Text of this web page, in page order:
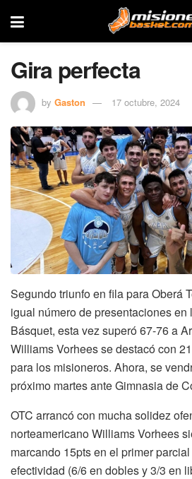
Gira perfecta
by Gaston 17 octubre, 2024
Segundo triunfo en fila para Oberá
igual número de presentaciones
Básquet, esta vez superó 67-76 a
Williams Vorhees se destacó con
para los misioneros. Ahora, se
próximo martes ante Gimnasia de
OTC arrancó con mucha solidez
norteamericano Williams Vorhees
marcando 15pts en el primer
efectividad (6/6 en dobles y 3/3 en